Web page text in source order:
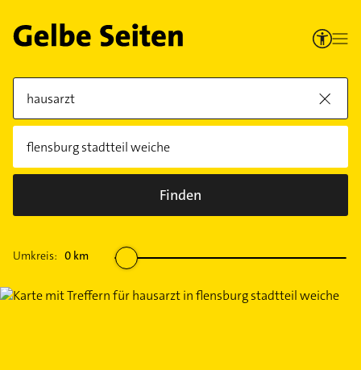
Finden
Umkreis: 0 km